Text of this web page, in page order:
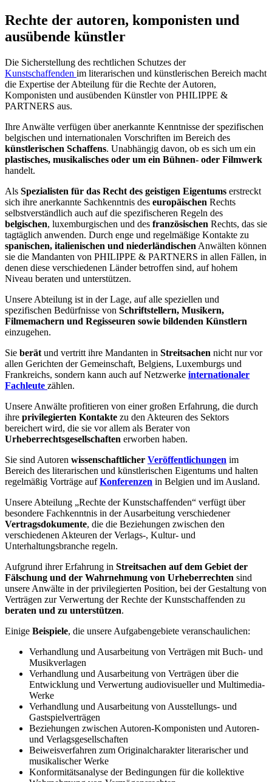
Rechte der autoren, komponisten und
ausübende künstler
Die Sicherstellung des rechtlichen Schutzes der
Kunstschaffenden im literarischen und künstlerischen Bereich macht
die Expertise der Abteilung für die Rechte der Autoren,
Komponisten und ausübenden Künstler von PHILIPPE &
PARTNERS aus.
Ihre Anwälte verfügen über anerkannte Kenntnisse der spezifischen
belgischen und internationalen Vorschriften im Bereich des
künstlerischen Schaffens. Unabhängig davon, ob es sich um ein
plastisches, musikalisches oder um ein Bühnen- oder Filmwerk
handelt.
Als Spezialisten für das Recht des geistigen Eigentums erstreckt
sich ihre anerkannte Sachkenntnis des europäischen Rechts
selbstverständlich auch auf die spezifischeren Regeln des
belgischen, luxemburgischen und des französischen Rechts, das sie
tagtäglich anwenden. Durch enge und regelmäßige Kontakte zu
spanischen, italienischen und niederländischen Anwälten können
sie die Mandanten von PHILIPPE & PARTNERS in allen Fällen, in
denen diese verschiedenen Länder betroffen sind, auf hohem
Niveau beraten und unterstützen.
Unsere Abteilung ist in der Lage, auf alle speziellen und
spezifischen Bedürfnisse von Schriftstellern, Musikern,
Filmemachern und Regisseuren sowie bildenden Künstlern
einzugehen.
Sie berät und vertritt ihre Mandanten in Streitsachen nicht nur vor
allen Gerichten der Gemeinschaft, Belgiens, Luxemburgs und
Frankreichs, sondern kann auch auf Netzwerke internationaler
Fachleute zählen.
Unsere Anwälte profitieren von einer großen Erfahrung, die durch
ihre privilegierten Kontakte zu den Akteuren des Sektors
bereichert wird, die sie vor allem als Berater von
Urheberrechtsgesellschaften erworben haben.
Sie sind Autoren wissenschaftlicher Veröffentlichungen im
Bereich des literarischen und künstlerischen Eigentums und halten
regelmäßig Vorträge aufKonferenzen in Belgien und im Ausland.
Unsere Abteilung „Rechte der Kunstschaffenden“ verfügt über
besondere Fachkenntnis in der Ausarbeitung verschiedener
Vertragsdokumente, die die Beziehungen zwischen den
verschiedenen Akteuren der Verlags-, Kultur- und
Unterhaltungsbranche regeln.
Aufgrund ihrer Erfahrung in Streitsachen auf dem Gebiet der
Fälschung und der Wahrnehmung von Urheberrechten sind
unsere Anwälte in der privilegierten Position, bei der Gestaltung von
Verträgen zur Verwertung der Rechte der Kunstschaffenden zu
beraten und zu unterstützen.
Einige Beispiele, die unsere Aufgabengebiete veranschaulichen:
Verhandlung und Ausarbeitung von Verträgen mit Buch- und
Musikverlagen
Verhandlung und Ausarbeitung von Verträgen über die
Entwicklung und Verwertung audiovisueller und Multimedia-
Werke
Verhandlung und Ausarbeitung von Ausstellungs- und
Gastspielverträgen
Beziehungen zwischen Autoren-Komponisten und Autoren-
und Verlagsgesellschaften
Beiweisverfahren zum Originalcharakter literarischer und
musikalischer Werke
Konformitätsanalyse der Bedingungen für die kollektive